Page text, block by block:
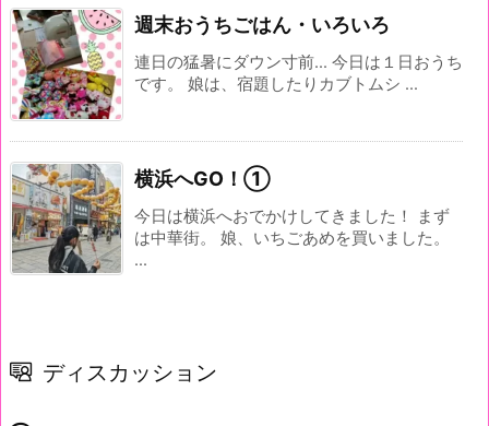
週末おうちごはん・いろいろ
連日の猛暑にダウン寸前... 今日は１日おうち
です。 娘は、宿題したりカブトムシ ...
横浜へGO！①
今日は横浜へおでかけしてきました！ まず
は中華街。 娘、いちごあめを買いました。
...
ディスカッション